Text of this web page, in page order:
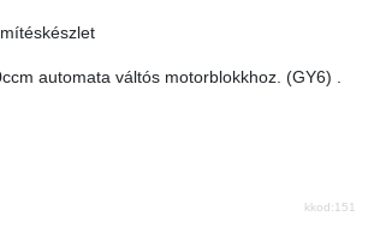
automata váltós motorblokkhoz. (GY6) .
kkod:151